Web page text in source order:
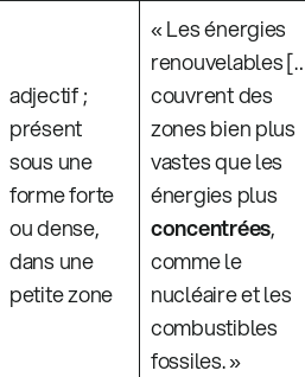
adjectif ;
présent
sous une
forme forte
ou dense,
dans une
petite zone
« Les énergies
renouvelables
couvrent des
zones bien plus
vastes que les
énergies plus
concentrées,
comme le
nucléaire et les
combustibles
fossiles. »